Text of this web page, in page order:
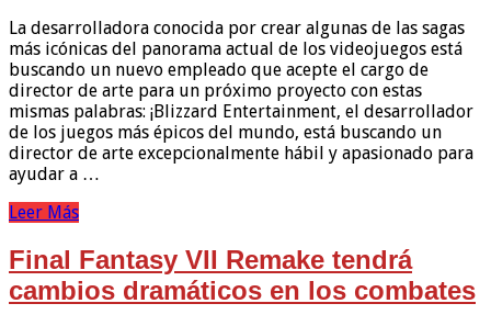
La desarrolladora conocida por crear algunas de las sagas
más icónicas del panorama actual de los videojuegos está
buscando un nuevo empleado que acepte el cargo de
director de arte para un próximo proyecto con estas
mismas palabras: ¡Blizzard Entertainment, el desarrollador
de los juegos más épicos del mundo, está buscando un
director de arte excepcionalmente hábil y apasionado para
ayudar a …
Leer Más
Final Fantasy VII Remake tendrá
cambios dramáticos en los combates